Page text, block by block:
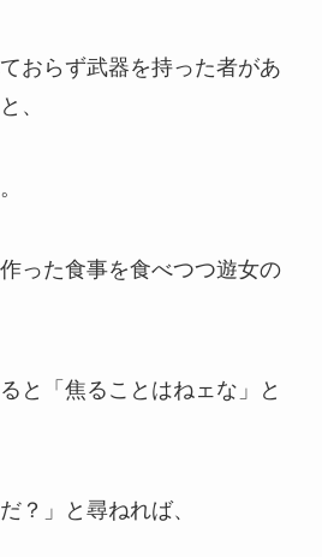
おらず武器を持った者があ
、
った食事を食べつつ遊女の
と「焦ることはねェな」と
？」と尋ねれば、